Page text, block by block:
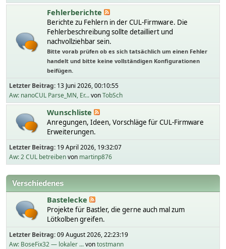
Fehlerberichte
Berichte zu Fehlern in der CUL-Firmware. Die
Fehlerbeschreibung sollte detailliert und
nachvollziehbar sein.
Bitte vorab prüfen ob es sich tatsächlich um einen Fehler
handelt und bitte keine vollständigen Konfigurationen
beifügen.
Letzter Beitrag: 13 Juni 2026, 00:10:55
Aw: nanoCUL Parse_MN, Er...vonTobSch
Wunschliste
Anregungen, Ideen, Vorschläge für CUL-Firmware
Erweiterungen.
Letzter Beitrag: 19 April 2026, 19:32:07
Aw: 2 CUL betreibenvon martinp876
Verschiedenes
Bastelecke
Projekte für Bastler, die gerne auch mal zum
Lötkolben greifen.
Letzter Beitrag:09 August 2026, 22:23:19
Aw: BoseFix32 — lokaler ...vontostmann